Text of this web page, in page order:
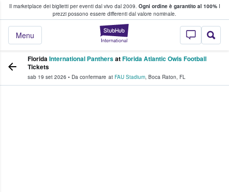
Il marketplace dei biglietti per eventi dal vivo dal 2009. Ogni ordine è garantito al 100%I
prezzi possono essere differenti dal valore nominale.
StubHub - Dove
Menu
fan comprano e vendono biglietti
FloridaInternational PanthersatFlorida Atlantic Owls Football
Tickets
sab 19 set 2026 • Da confermare at FAU Stadium, Boca Raton, FL